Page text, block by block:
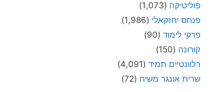
פוליטיקה (1,073)
פנחס יחזקאלי (1,986)
פרקי לימוד (90)
קורונה (150)
רלוונטיים תמיד (4,091)
שרית אונגר משיח (72)